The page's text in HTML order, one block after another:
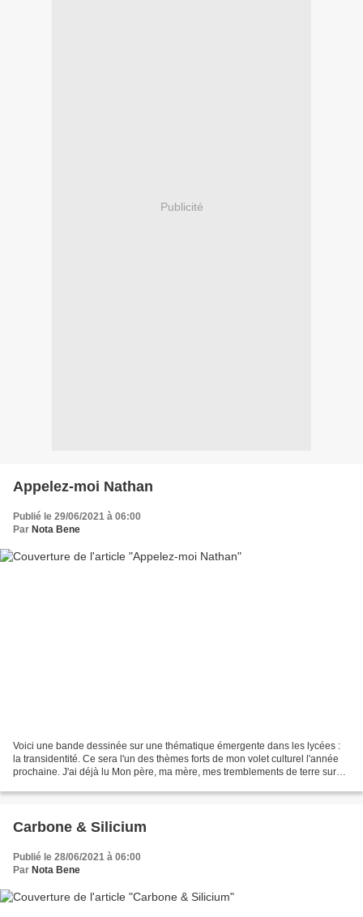
Publicité
Appelez-moi Nathan
Publié le 29/06/2021 à 06:00
Par Nota Bene
Voici une bande dessinée sur une thématique émergente dans les lycées :
la transidentité. Ce sera l'un des thèmes forts de mon volet culturel l'année
prochaine. J'ai déjà lu Mon père, ma mère, mes tremblements de terre sur
Carbone & Silicium
Publié le 28/06/2021 à 06:00
Par Nota Bene